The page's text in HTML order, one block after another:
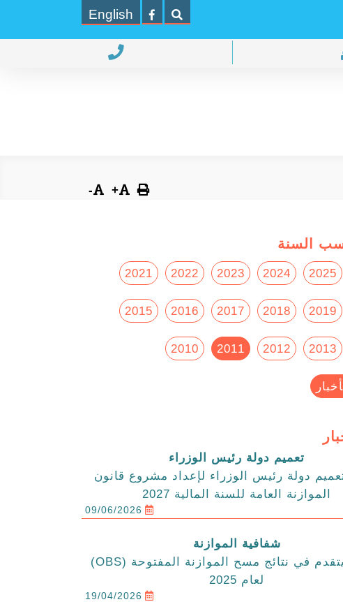
English
+
-
السنة
2025
2024
2023
2022
2021
2019
2018
2017
2016
2015
2013
2012
2011
2010
تعميم دولة رئيس الوزراء
دولة رئيس الوزراء لإعداد مشروع قانون
الموازنة العامة للسنة المالية 2027
09/06/2026
شفافية الموازنة
الاردن يتقدم في نتائج مسح الموازنة المفتوحة (OBS)
لعام 2025
19/04/2026